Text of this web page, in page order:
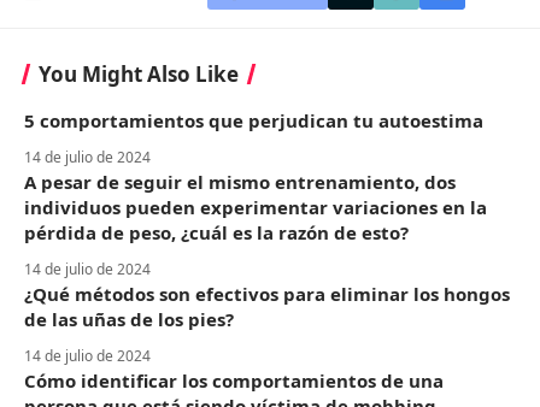
You Might Also Like
5 comportamientos que perjudican tu autoestima
14 de julio de 2024
A pesar de seguir el mismo entrenamiento, dos
individuos pueden experimentar variaciones en la
pérdida de peso, ¿cuál es la razón de esto?
14 de julio de 2024
¿Qué métodos son efectivos para eliminar los hongos
de las uñas de los pies?
14 de julio de 2024
Cómo identificar los comportamientos de una